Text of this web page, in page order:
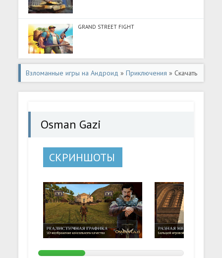
GRAND STREET FIGHT
Взломанные игры на Андроид »Приключения » Скачать
Osman Gazi (Много денег) на Андроид
Osman Gazi
СКРИНШОТЫ